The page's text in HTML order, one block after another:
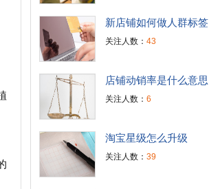
新店铺如何做人群标签
关注人数： 43
店铺动销率是什么意思
关注人数： 6
淘宝星级怎么升级
关注人数： 39